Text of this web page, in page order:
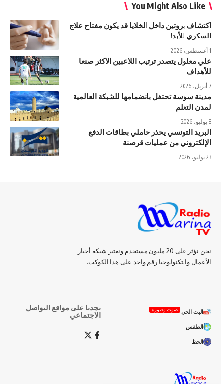
You Might Also Like
اكتشاف بروتين داخل الخلايا قد يكون مفتاح علاج
السكري للأبد!
1 أغسطس، 2026
علي معلول يتصدر ترتيب اللاعبين الاكثر صنعا
للأهداف
7 أبريل، 2026
مدينة سوسة تحتفل بانضمامها للشبكة العالمية
لمدن التعلم
8 يوليو، 2026
البريد التونسي يحذر حاملي بطاقات الدفع
الإلكتروني من عمليات قرصنة
23 يوليو، 2026
نحن نؤثر على 20 مليون مستخدم ونعتبر شبكة أخبار
الأعمال والتكنولوجيا رقم واحد على هذا الكوكب.
البث الحي صوت وصورة
الطقس
الحظ
تجدنا على مواقع التواصل
الاجتماعي